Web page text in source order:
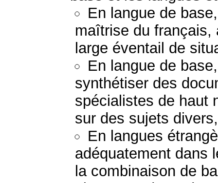
En langue de
maîtrise du
large éventail de
En langue de
synthétiser des
spécialistes de haut
sur des sujets
En langues
adéquatement dans
la combinaison de